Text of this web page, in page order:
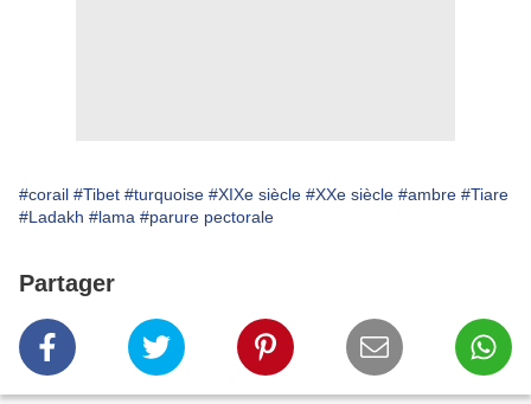
#corail #Tibet #turquoise #XIXe siècle #XXe siècle #ambre #Tiare
#Ladakh #lama #parure pectorale
Partager